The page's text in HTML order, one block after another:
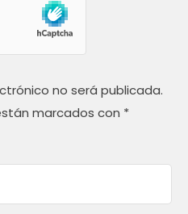
no será publicada.
marcados con *